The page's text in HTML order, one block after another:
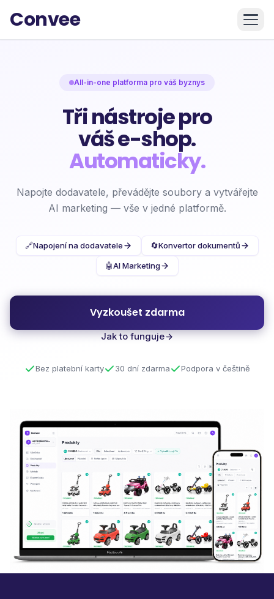
Convee
All-in-one platforma pro váš byznys
Tři nástroje pro
váš e-shop.
Automaticky.
Napojte dodavatele, převádějte soubory a vytvářejte
AI marketing — vše v jedné platformě.
🔗Napojení na dodavatele 🔄Konvertor dokumentů
🤖AI Marketing
Vyzkoušet zdarma
Jak to funguje
Bez platební karty 30 dní zdarma Podpora v češtině